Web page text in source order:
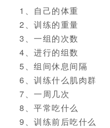
1、自己的体重
2、训练的重量
3、一组的次数
4、进行的组数
5、组间休息间隔
6、训练什么肌肉群
7、一周几次
8、平常吃什么
9、训练前后吃什么